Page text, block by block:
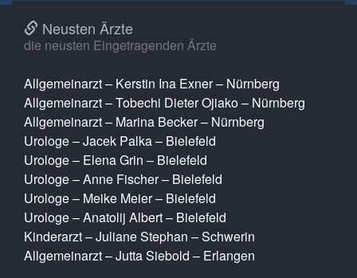
Neusten Ärzte
die neusten Eingetragenden Ärzte
Allgemeinarzt – Kerstin Ina Exner – Nürnberg
Allgemeinarzt – Tobechi Dieter Ojiako – Nürnberg
Allgemeinarzt – Marina Becker – Nürnberg
Urologe – Jacek Palka – Bielefeld
Urologe – Elena Grin – Bielefeld
Urologe – Anne Fischer – Bielefeld
Urologe – Meike Meier – Bielefeld
Urologe – Anatolij Albert – Bielefeld
Kinderarzt – Juliane Stephan – Schwerin
Allgemeinarzt – Jutta Siebold – Erlangen